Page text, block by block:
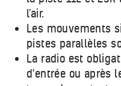
l’air.
Les mouvements
pistes parallèles
La radio est
d'entrée ou après